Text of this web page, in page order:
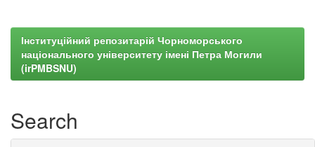
Інституційний репозитарій Чорноморського
національного університету імені Петра Могили
(irPMBSNU)
Search